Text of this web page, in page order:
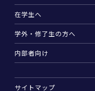
在学生へ
学外・修了生の方へ
内部者向け
サイトマップ